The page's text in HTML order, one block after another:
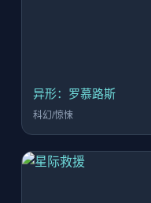
异形：罗慕路斯
科幻/惊悚